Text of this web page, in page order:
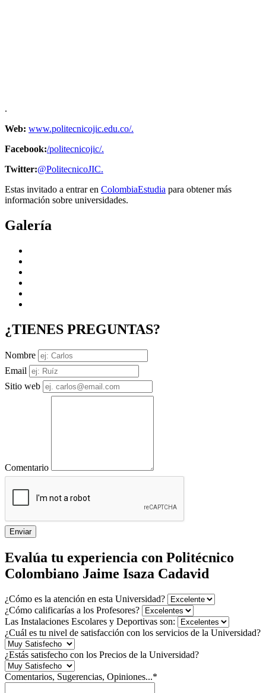
.
Web: www.politecnicojic.edu.co/.
Facebook:/politecnicojic/.
Twitter:@PolitecnicoJIC.
Estas invitado a entrar en ColombiaEstudia para obtener más
información sobre universidades.
Galería
¿TIENES PREGUNTAS?
Nombre
Email
Sitio web
Comentario
Enviar
Evalúa tu experiencia con Politécnico
Colombiano Jaime Isaza Cadavid
¿Cómo es la atención en esta Universidad?
¿Cómo calificarías a los Profesores?
Las Instalaciones Escolares y Deportivas son:
¿Cuál es tu nivel de satisfacción con los servicios de la Universidad?
¿Estás satisfecho con los Precios de la Universidad?
Comentarios, Sugerencias, Opiniones...*